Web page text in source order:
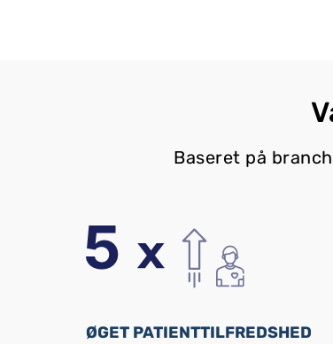
Baseret på
ØGET PATIENTTILFREDSHED